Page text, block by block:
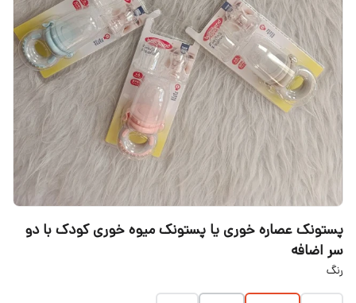
پستونک عصاره خوری یا پستونک میوه خوری کودک با دو
سر اضافه
رنگ